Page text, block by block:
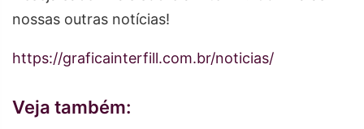
nossas outras notícias!
https://graficainterfill.com.br/noticias/
Veja também: